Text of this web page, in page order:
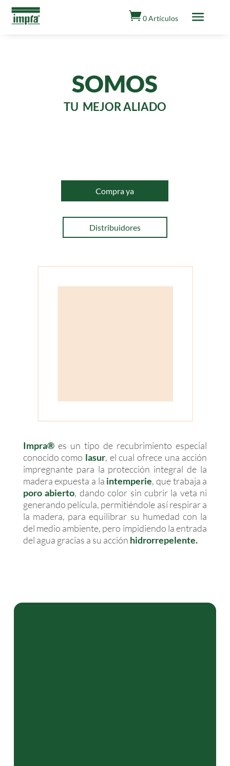
0 Artículos
SOMOS
TU MEJOR ALIADO
Compra ya
Distribuidores
Impra® es un tipo de recubrimiento especial
conocido como lasur, el cual ofrece una acción
impregnante para la protección integral de la
madera expuesta a la intemperie, que trabaja a
poro abierto, dando color sin cubrir la veta ni
generando película, permitiéndole así respirar a
la madera, para equilibrar su humedad con la
del medio ambiente, pero impidiendo la entrada
del agua gracias a su acción hidrorrepelente.